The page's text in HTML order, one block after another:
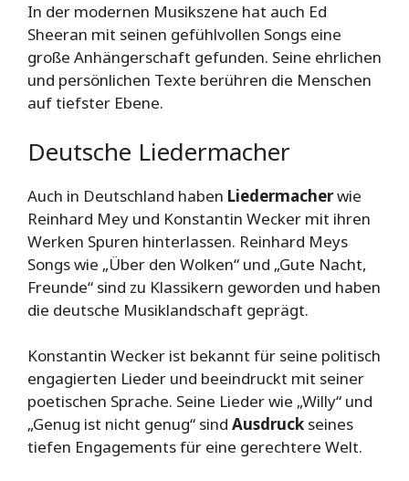
In der modernen Musikszene hat auch Ed
Sheeran mit seinen gefühlvollen Songs eine
große Anhängerschaft gefunden. Seine ehrlichen
und persönlichen Texte berühren die Menschen
auf tiefster Ebene.
Deutsche Liedermacher
Auch in Deutschland haben Liedermacherwie
Reinhard Mey und Konstantin Wecker mit ihren
Werken Spuren hinterlassen. Reinhard Meys
Songs wie „Über den Wolken“ und „Gute Nacht,
Freunde“ sind zu Klassikern geworden und haben
die deutsche Musiklandschaft geprägt.
Konstantin Wecker ist bekannt für seine politisch
engagierten Lieder und beeindruckt mit seiner
poetischen Sprache. Seine Lieder wie „Willy“ und
„Genug ist nicht genug“ sind Ausdruck seines
tiefen Engagements für eine gerechtere Welt.